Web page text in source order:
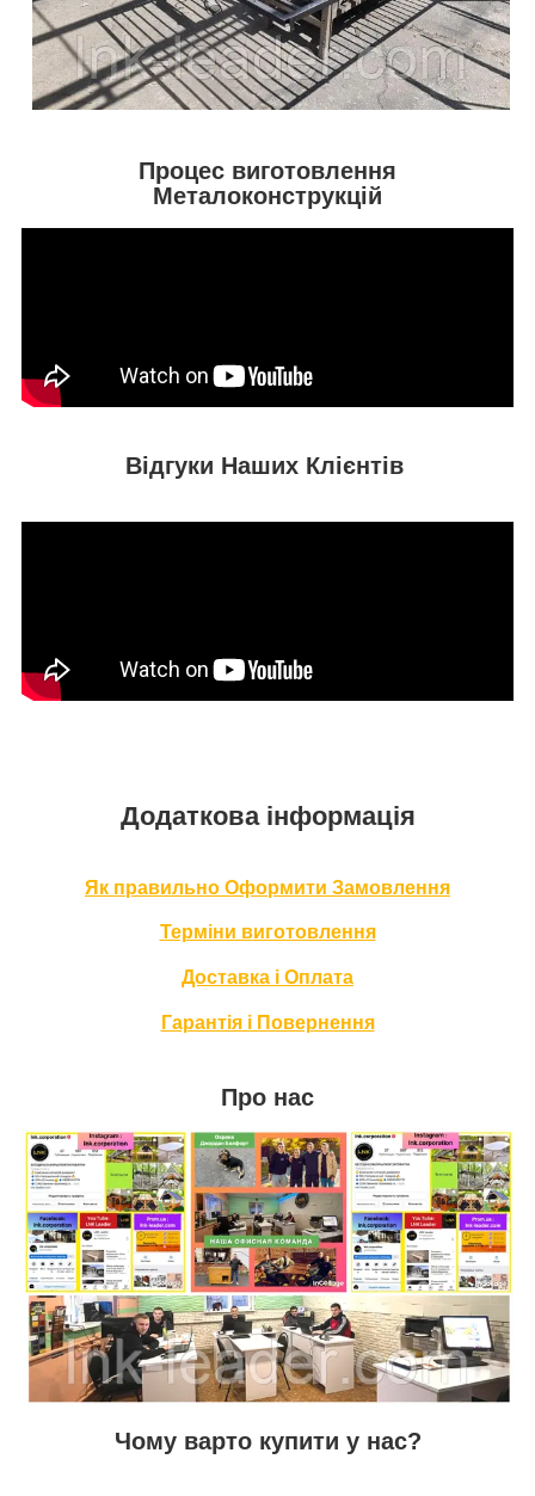
Процес виготовлення
Металоконструкцій
Відгуки Наших Клієнтів
Додаткова інформація
Як правильно Оформити Замовлення
Терміни виготовлення
Доставка і Оплата
Гарантія і Повернення
Про нас
Чому варто купити у нас?